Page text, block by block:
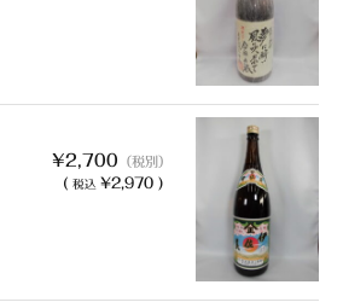
¥2,700 （税別）
( 税込 ¥2,970 )